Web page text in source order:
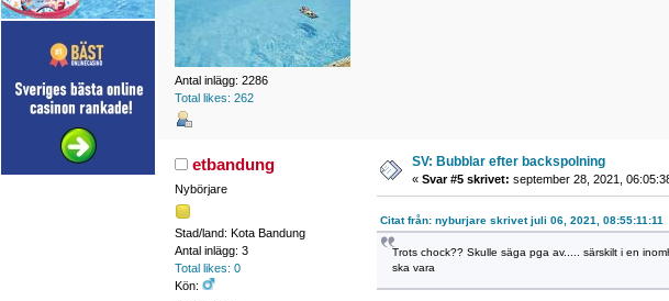
Antal inlägg: 2286
Total likes: 262
etbandung
Nybörjare
Stad/land: Kota Bandung
Antal inlägg: 3
Total likes: 0
Kön:
SV: Bubblar efter backspolning
« Svar #5 skrivet: september 28, 2021,
Citat från: nyburjare skrivet juli 06, 2021, 08:55:11:11
Trots chock?? Skulle säga pga av..... särskilt i en
ska vara